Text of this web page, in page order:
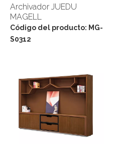
Archivador JUEDU
MAGELL
Código del producto: MG-
S0312